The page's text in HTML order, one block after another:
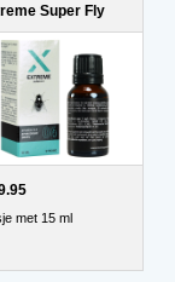
Super Fly
met 15 ml